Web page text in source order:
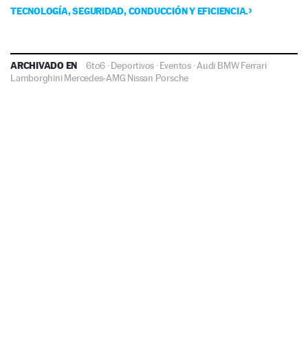
TECNOLOGÍA, SEGURIDAD, CONDUCCIÓN Y EFICIENCIA.
ARCHIVADO EN 6to6 ·Deportivos ·Eventos·Audi BMW Ferrari
Lamborghini Mercedes-AMG Nissan Porsche